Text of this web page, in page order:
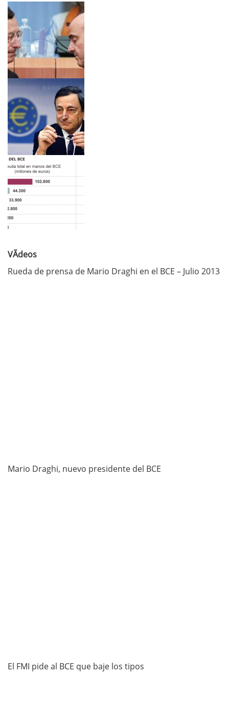
VÃ­deos
Rueda de prensa de Mario Draghi en el BCE – Julio 2013
Mario Draghi, nuevo presidente del BCE
El FMI pide al BCE que baje los tipos